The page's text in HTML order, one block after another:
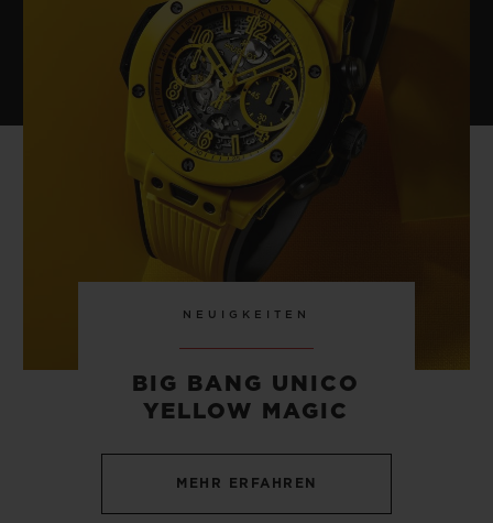
NEUIGKEITEN
BIG BANG UNICO
YELLOW MAGIC
MEHR ERFAHREN